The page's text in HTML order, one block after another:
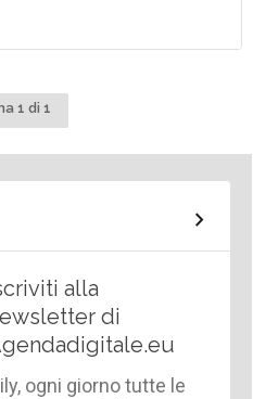
1 di 1
alla
di
ogni giorno tutte le